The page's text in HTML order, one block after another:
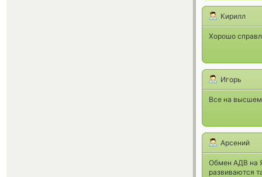
Кирилл
Хорошо
Игорь
Все на
Арсений
Обмен АДВ на
развиваются